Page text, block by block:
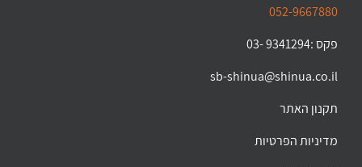
052-9667880
פקס :9341294 -03
sb-shinua@shinua.co.il
תקנון האתר
מדיניות הפרטיות